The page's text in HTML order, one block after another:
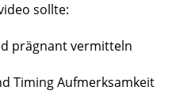
sollte:
prägnant vermitteln
Timing Aufmerksamkeit